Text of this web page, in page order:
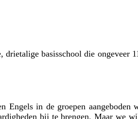
basisschool die ongeveer
in de groepen aangeboden
bij te brengen. Maar we